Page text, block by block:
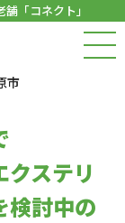
「コネクト」
市
クステリ
検討中の